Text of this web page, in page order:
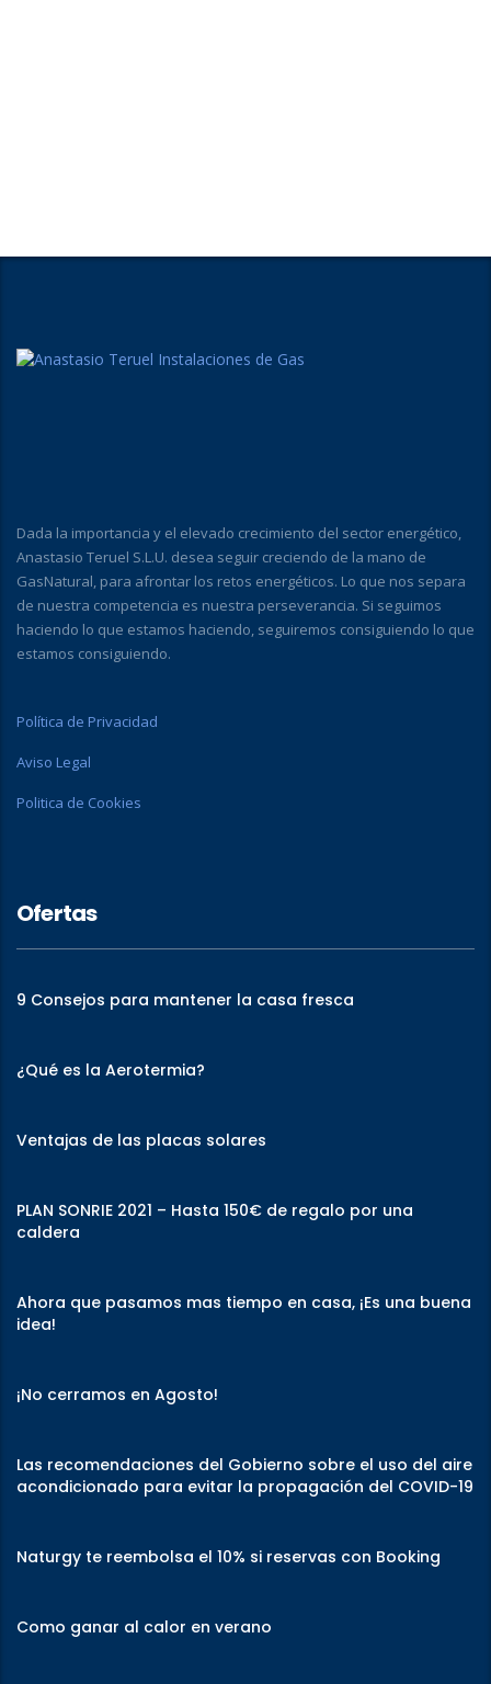
Dada la importancia y el elevado crecimiento del sector energético,
Anastasio Teruel S.L.U. desea seguir creciendo de la mano de
GasNatural, para afrontar los retos energéticos. Lo que nos separa
de nuestra competencia es nuestra perseverancia. Si seguimos
haciendo lo que estamos haciendo, seguiremos consiguiendo lo que
estamos consiguiendo.
Política de Privacidad
Aviso Legal
Politica de Cookies
Ofertas
9 Consejos para mantener la casa fresca
¿Qué es la Aerotermia?
Ventajas de las placas solares
PLAN SONRIE 2021 – Hasta 150€ de regalo por una
caldera
Ahora que pasamos mas tiempo en casa, ¡Es una buena
idea!
¡No cerramos en Agosto!
Las recomendaciones del Gobierno sobre el uso del aire
acondicionado para evitar la propagación del COVID-19
Naturgy te reembolsa el 10% si reservas con Booking
Como ganar al calor en verano